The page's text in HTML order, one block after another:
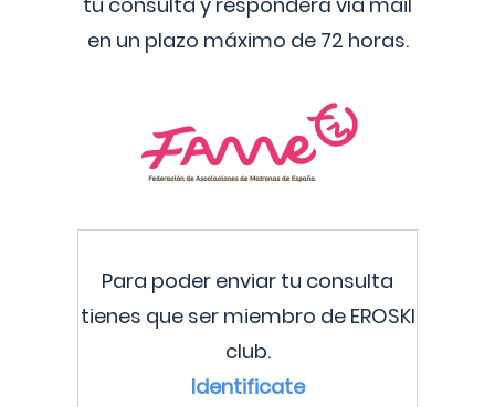
en un plazo máximo de 72 horas.
Para poder enviar tu consulta
tienes que ser miembro de EROSKI
club.
Identificate